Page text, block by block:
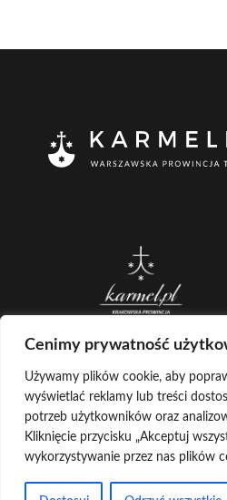
Cenimy prywatność
Używamy plików cookie, aby
wyświetlać reklamy lub treści
potrzeb użytkowników oraz
Kliknięcie przycisku „Akceptuj
wykorzystywanie przez nas plików
CREATED BY
COPYRIGHT © KARMELICI
KONTAKT Z